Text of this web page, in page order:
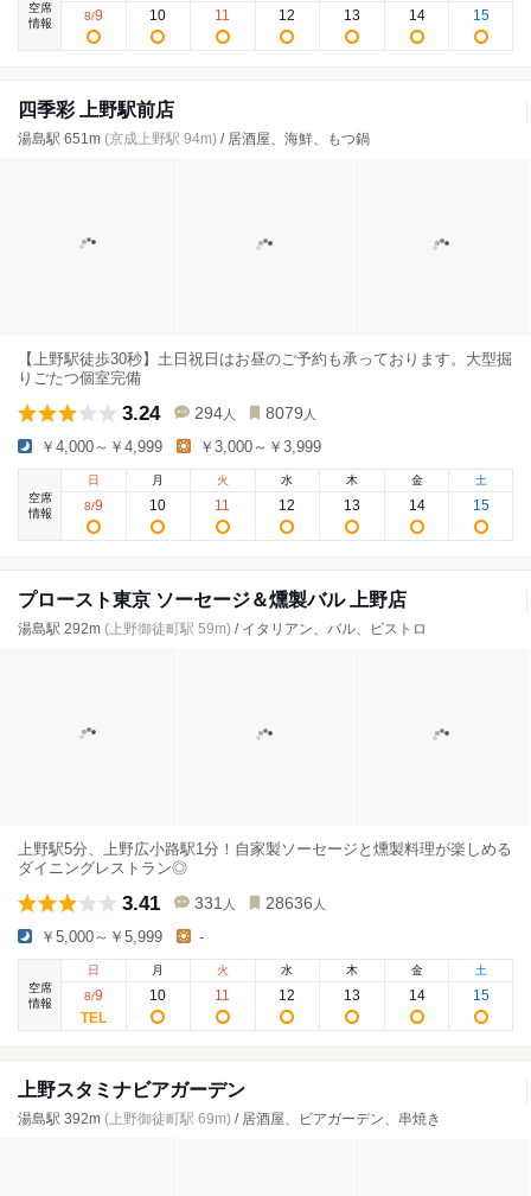
空席
情報
8/9 10 11 12 13 14 15
四季彩 上野駅前店
湯島駅 651m (京成上野駅 94m) / 居酒屋、海鮮、もつ鍋
【上野駅徒歩30秒】土日祝日はお昼のご予約も承っております。大型掘
りごたつ個室完備
3.24 294 人 8079 人
￥4,000～￥4,999 ￥3,000～￥3,999
空席
情報
日
8/9
月
10
火
11
水
12
木
13
金
14
土
15
プロースト東京 ソーセージ＆燻製バル 上野店
湯島駅 292m (上野御徒町駅 59m) / イタリアン、バル、ビストロ
上野駅5分、上野広小路駅1分！自家製ソーセージと燻製料理が楽しめる
ダイニングレストラン◎
3.41 331 人 28636 人
￥5,000～￥5,999 -
空席
情報
日
8/9
月
10
火
11
水
12
木
13
金
14
土
15
上野スタミナビアガーデン
湯島駅 392m (上野御徒町駅 69m) / 居酒屋、ビアガーデン、串焼き